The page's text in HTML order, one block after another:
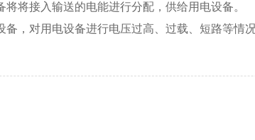
将接入输送的电能进行分配，供给用电设备。
，对用电设备进行电压过高、过载、短路等情况